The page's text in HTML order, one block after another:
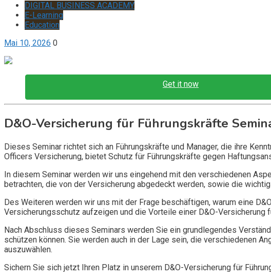
DIGITAL BUSINESS ACADEMY
E-Learning
Education
Mai 10, 2026 0
Get it now
D&O-Versicherung für Führungskräfte
Dieses Seminar richtet sich an Führungskräfte und Manager, die ihre
Officers Versicherung, bietet Schutz für Führungskräfte gegen
In diesem Seminar werden wir uns eingehend mit den verschiedenen
betrachten, die von der Versicherung abgedeckt werden, sowie die
Des Weiteren werden wir uns mit der Frage beschäftigen, warum eine
Versicherungsschutz aufzeigen und die Vorteile einer D&O-Versicherung
Nach Abschluss dieses Seminars werden Sie ein grundlegendes
schützen können. Sie werden auch in der Lage sein, die verschiedenen
auszuwählen.
Sichern Sie sich jetzt Ihren Platz in unserem D&O-Versicherung für